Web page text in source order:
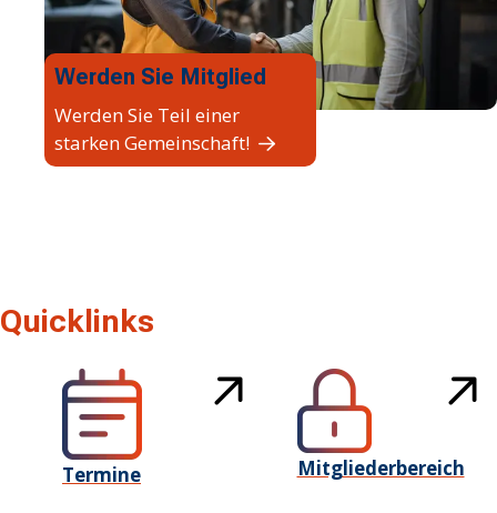
Werden Sie Mitglied
Werden Sie Teil einer
starken Gemeinschaft!
Quicklinks
Termine Mitgliederbereich